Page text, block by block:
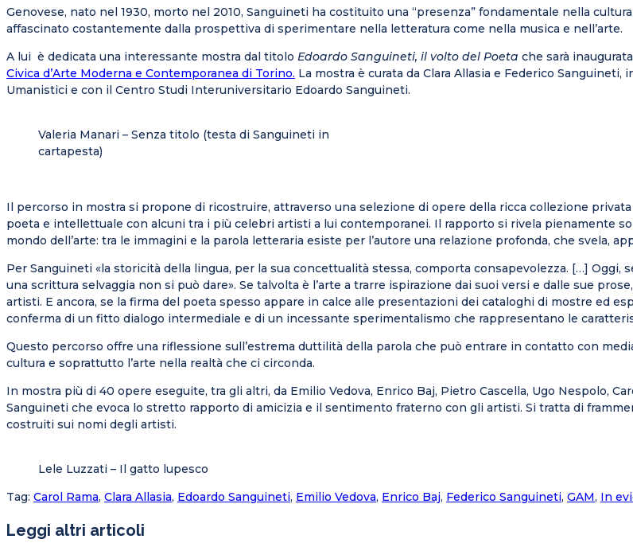
Genovese, nato nel 1930, morto nel 2010, Sanguineti ha costituito una “presenza” fondamentale nella
affascinato costantemente dalla prospettiva di sperimentare nella letteratura come nella musica e nell’arte.
A lui è dedicata una interessante mostra dal titolo Edoardo Sanguineti, il volto del Poeta che sarà
Civica d’Arte Moderna e Contemporanea di Torino. La mostra è curata da Clara Allasia e Federico
Umanistici e con il Centro Studi Interuniversitario Edoardo Sanguineti.
Valeria Manari – Senza titolo (testa di Sanguineti in
cartapesta)
Il percorso in mostra si propone di ricostruire, attraverso una selezione di opere della ricca collezione
poeta e intellettuale con alcuni tra i più celebri artisti a lui contemporanei. Il rapporto si rivela pienamente
mondo dell’arte: tra le immagini e la parola letteraria esiste per l’autore una relazione profonda, che svela,
Per Sanguineti «la storicità della lingua, per la sua concettualità stessa, comporta consapevolezza. […] Oggi,
una scrittura selvaggia non si può dare». Se talvolta è l’arte a trarre ispirazione dai suoi versi e dalle sue
artisti. E ancora, se la firma del poeta spesso appare in calce alle presentazioni dei cataloghi di mostre ed
conferma di un fitto dialogo intermediale e di un incessante sperimentalismo che rappresentano le
Questo percorso offre una riflessione sull’estrema duttilità della parola che può entrare in contatto con
cultura e soprattutto l’arte nella realtà che ci circonda.
In mostra più di 40 opere eseguite, tra gli altri, da Emilio Vedova, Enrico Baj, Pietro Cascella, Ugo Nespolo,
Sanguineti che evoca lo stretto rapporto di amicizia e il sentimento fraterno con gli artisti. Si tratta di
costruiti sui nomi degli artisti.
Lele Luzzati – Il gatto lupesco
Tag: Carol Rama, Clara Allasia, Edoardo Sanguineti, Emilio Vedova, Enrico Baj, Federico Sanguineti, GAM, In
Leggi altri articoli